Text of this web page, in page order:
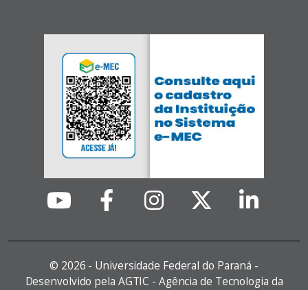
© 2026 - Universidade Federal do Paraná -
Desenvolvido pela AGTIC - Agência de Tecnologia da